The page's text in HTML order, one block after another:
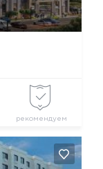
рекомендуем